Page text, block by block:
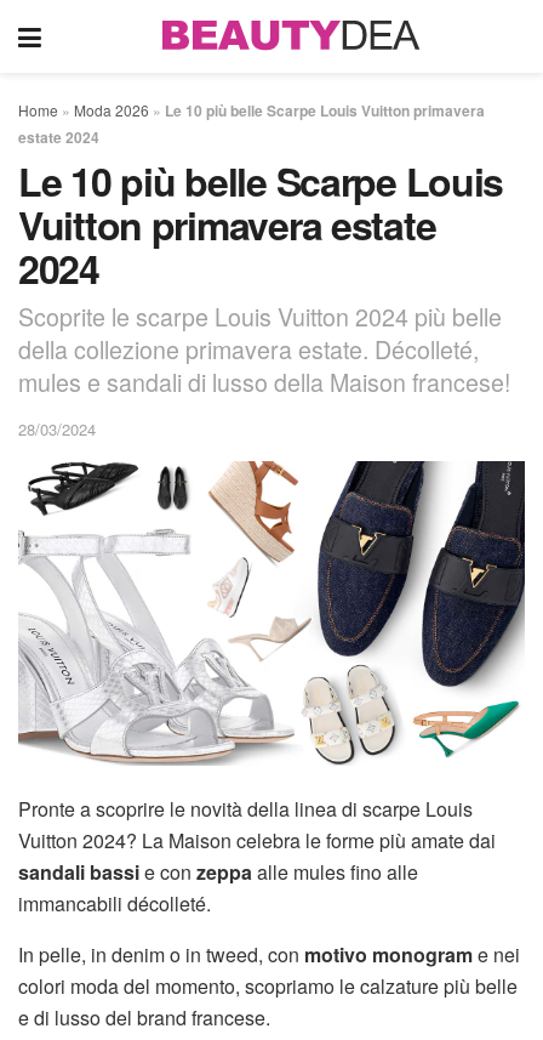
Home » Moda 2026 » Le 10 più belle Scarpe Louis Vuitton primavera
estate 2024
Le 10 più belle Scarpe Louis
Vuitton primavera estate
2024
Scoprite le scarpe Louis Vuitton 2024 più belle
della collezione primavera estate. Décolleté,
mules e sandali di lusso della Maison francese!
28/03/2024
Pronte a scoprire le novità della linea di scarpe Louis
Vuitton 2024? La Maison celebra le forme più amate dai
sandali bassie con zeppa alle mules fino alle
immancabili décolleté.
In pelle, in denim o in tweed, con motivo monograme nei
colori moda del momento, scopriamo le calzature più belle
e di lusso del brand francese.